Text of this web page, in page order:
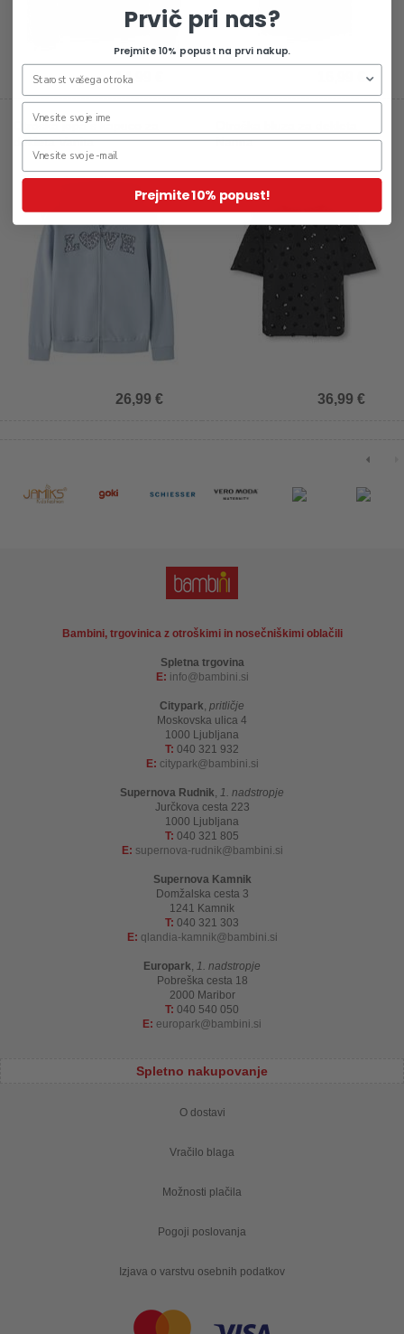
14,99 €
Otroška jopa s kapuco za
dekleta Vanita
26,99 €
Nanna
36,99 €
Bambini, trgovinica z otroškimi in nosečniškimi oblačili
Spletna trgovina
E: info bambini.si
Citypark, pritličje
Moskovska ulica 4
1000 Ljubljana
T: 040 321 932
E: citypark bambini.si
Supernova Rudnik, 1. nadstropje
Jurčkova cesta 223
1000 Ljubljana
T: 040 321 805
E: supernova-rudnik bambini.si
Supernova Kamnik
Domžalska cesta 3
1241 Kamnik
T: 040 321 303
E: qlandia-kamnik bambini.si
Europark, 1. nadstropje
Pobreška cesta 18
2000 Maribor
T: 040 540 050
E: europark bambini.si
Spletno nakupovanje
O dostavi
Vračilo blaga
Možnosti plačila
Pogoji poslovanja
Izjava o varstvu osebnih podatkov
Prvič pri nas?
Prejmite 10% popust na prvi nakup.
Prejmite 10% popust!